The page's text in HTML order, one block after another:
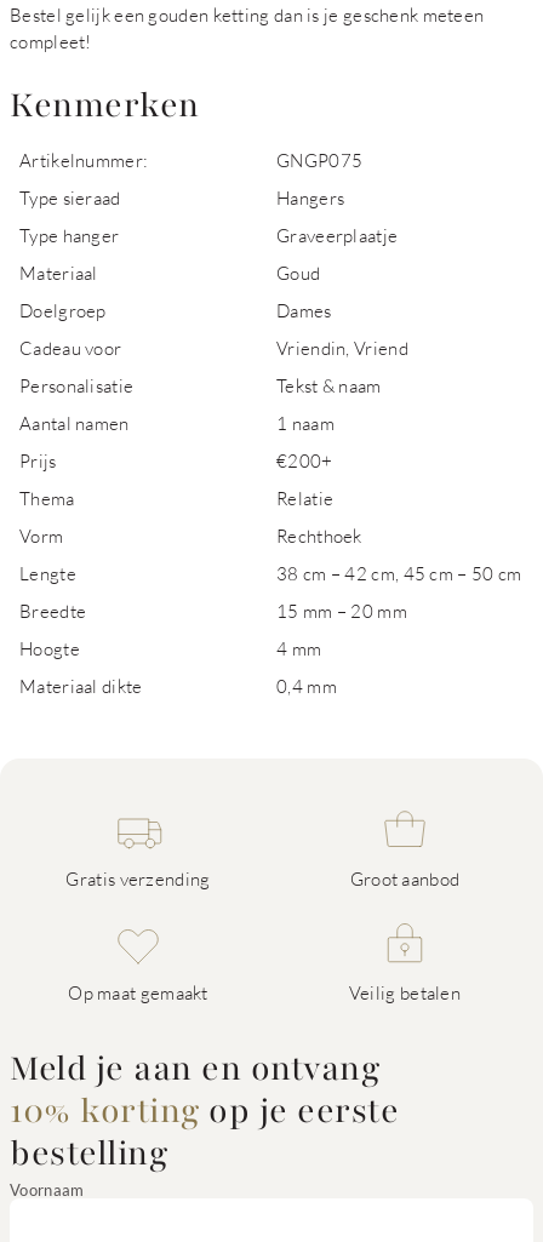
Bestel gelijk een gouden ketting dan is je geschenk meteen
compleet!
Kenmerken
Artikelnummer:
GNGP075
Type sieraad
Hangers
Type hanger
Graveerplaatje
Materiaal
Goud
Doelgroep
Dames
Cadeau voor
Vriendin, Vriend
Personalisatie
Tekst & naam
Aantal namen
1 naam
Prijs
€200+
Thema
Relatie
Vorm
Rechthoek
Lengte
38 cm – 42 cm, 45 cm – 50 cm
Breedte
15 mm – 20 mm
Hoogte
4 mm
Materiaal dikte
0,4 mm
Gratis verzending Groot aanbod
Op maat gemaakt Veilig betalen
Meld je aan en ontvang
10% korting op je eerste
bestelling
Voornaam